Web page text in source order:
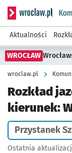
Serwis
Aktualności
WROCŁAW
wroclaw.pl
Rozkład
kierunek:
Przystanek
Ostatnia